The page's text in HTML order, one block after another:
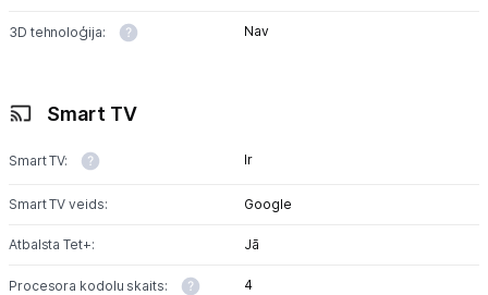
3D tehnoloģija: Nav
Smart TV
Smart TV: Ir
Smart TV veids: Google
Atbalsta Tet+: Jā
Procesora kodolu skaits: 4